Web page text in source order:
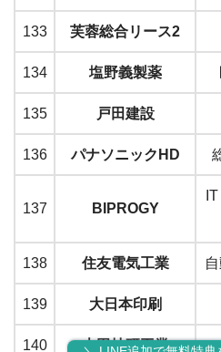
133 芙蓉総合リース2
134 塩野義製薬
135 戸田建設
136 パナソニックHD
137 BIPROGY
138 住友電気工業
139 大日本印刷
140 本田技研工業